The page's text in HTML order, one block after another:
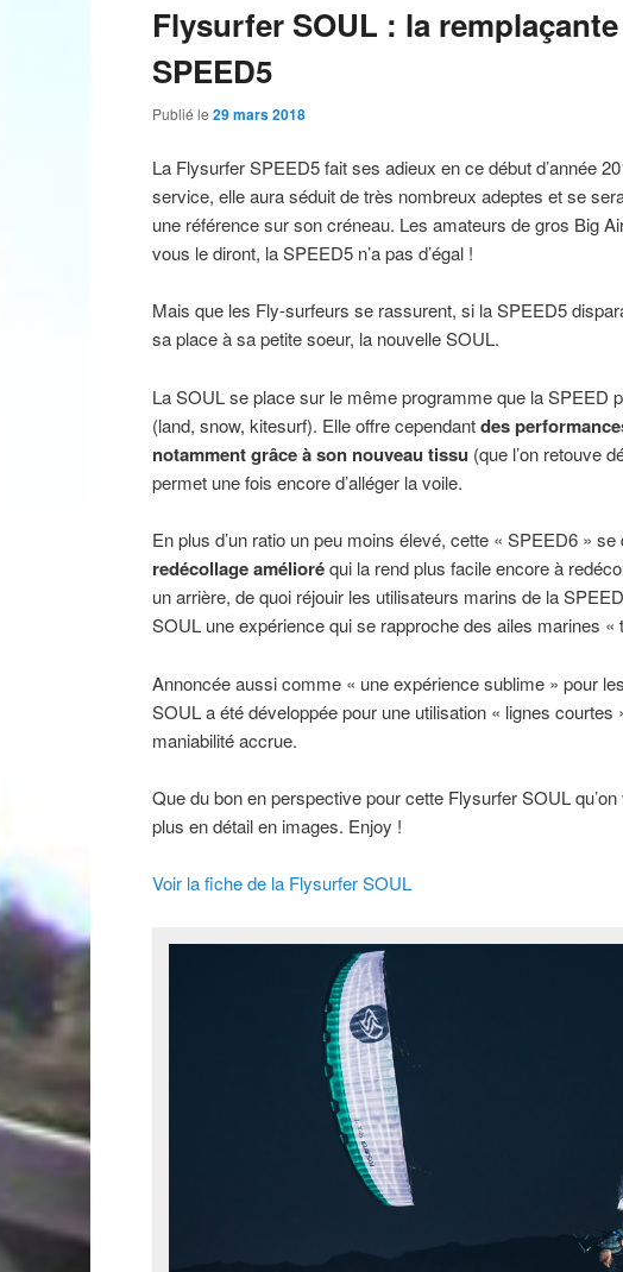
Flysurfer SOUL : la
SPEED5
Publié le29 mars 2018
La Flysurfer SPEED5 fait ses adieux en ce début d’année
service, elle aura séduit de très nombreux adeptes et se
une référence sur son créneau. Les amateurs de gros Big
vous le diront, la SPEED5 n’a pas d’égal !
Mais que les Fly-surfeurs se rassurent, si la SPEED5
sa place à sa petite soeur, la nouvelle SOUL.
La SOUL se place sur le même programme que la SPEED
(land, snow, kitesurf). Elle offre cependantdes
notamment grâce à son nouveau tissu (que l’on retouve
permet une fois encore d’alléger la voile.
En plus d’un ratio un peu moins élevé, cette « SPEED6 » se
redécollage amélioréqui la rend plus facile encore à
un arrière, de quoi réjouir les utilisateurs marins de la
SOUL une expérience qui se rapproche des ailes marines «
Annoncée aussi comme « une expérience sublime » pour
SOUL a été développée pour une utilisation « lignes courtes
maniabilité accrue.
Que du bon en perspective pour cette Flysurfer SOUL
plus en détail en images. Enjoy !
Voir la fiche de la Flysurfer SOUL